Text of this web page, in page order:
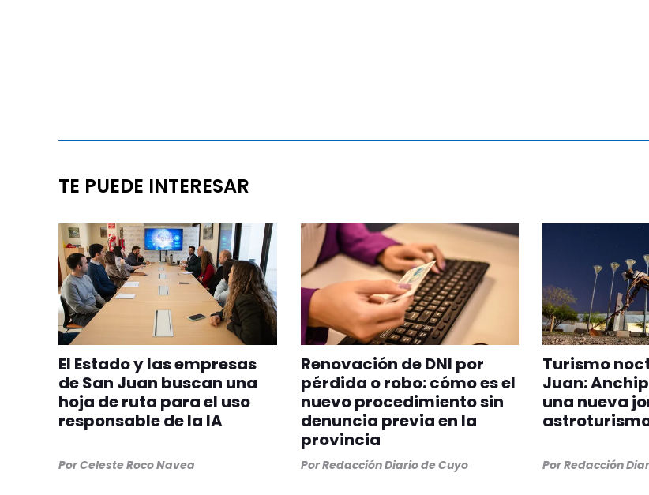
TE PUEDE INTERESAR
El Estado y las empresas
de San Juan buscan una
hoja de ruta para el uso
responsable de la IA
PorCeleste Roco Navea
Renovación de DNI por
pérdida o robo: cómo es el
nuevo procedimiento sin
denuncia previa en la
provincia
PorRedacción Diario de Cuyo
Turismo
Juan:
una nueva
PorRedacción